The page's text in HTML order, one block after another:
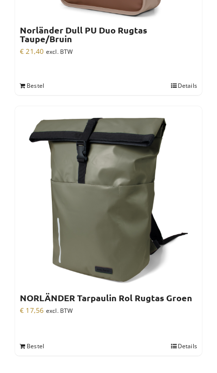
Norländer Dull PU Duo Rugtas
Taupe/Bruin
€ 21,40 excl. BTW
Bestel Details
NORLÄNDER Tarpaulin Rol Rugtas Groen
€ 17,56 excl. BTW
Bestel Details